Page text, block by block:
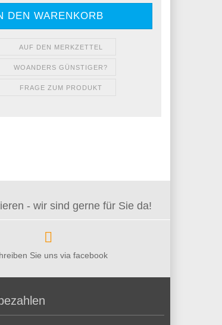
AUF DEN MERKZETTEL
WOANDERS GÜNSTIGER?
FRAGE ZUM PRODUKT
- wir sind gerne für Sie da!
Sie uns via facebook